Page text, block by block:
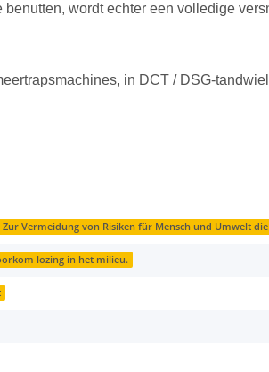
wordt echter een volledige
in DCT / DSG-
Zur Vermeidung von Risiken für Mensch und Umwelt
lozing in het milieu.